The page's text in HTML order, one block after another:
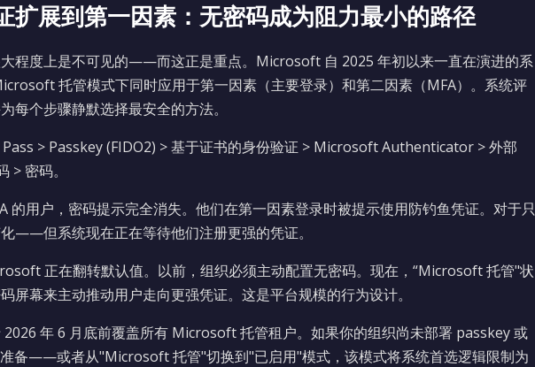
扩展到第一因素：无密码成为阻力最小的路径
程度上是不可见的——而这正是重点。Microsoft 自 2025 年初以来一直在演进的系
托管模式下同时应用于第一因素（主要登录）和第二因素（MFA）。系统评
每个步骤静默选择最安全的方法。
> Passkey (FIDO2) > 基于证书的身份验证 > Microsoft Authenticator > 外部
> 密码。
的用户，密码提示完全消失。他们在第一因素登录时被提示使用防钓鱼凭证。对于只
——但系统现在正在等待他们注册更强的凭证。
正在翻转默认值。以前，组织必须主动配置无密码。现在，“Microsoft 托管"状
屏幕来主动推动用户走向更强凭证。这是平台规模的行为设计。
2026 年 6 月底前覆盖所有 Microsoft 托管租户。如果你的组织尚未部署 passkey 或
备——或者从"Microsoft 托管"切换到"已启用"模式，该模式将系统首选逻辑限制为